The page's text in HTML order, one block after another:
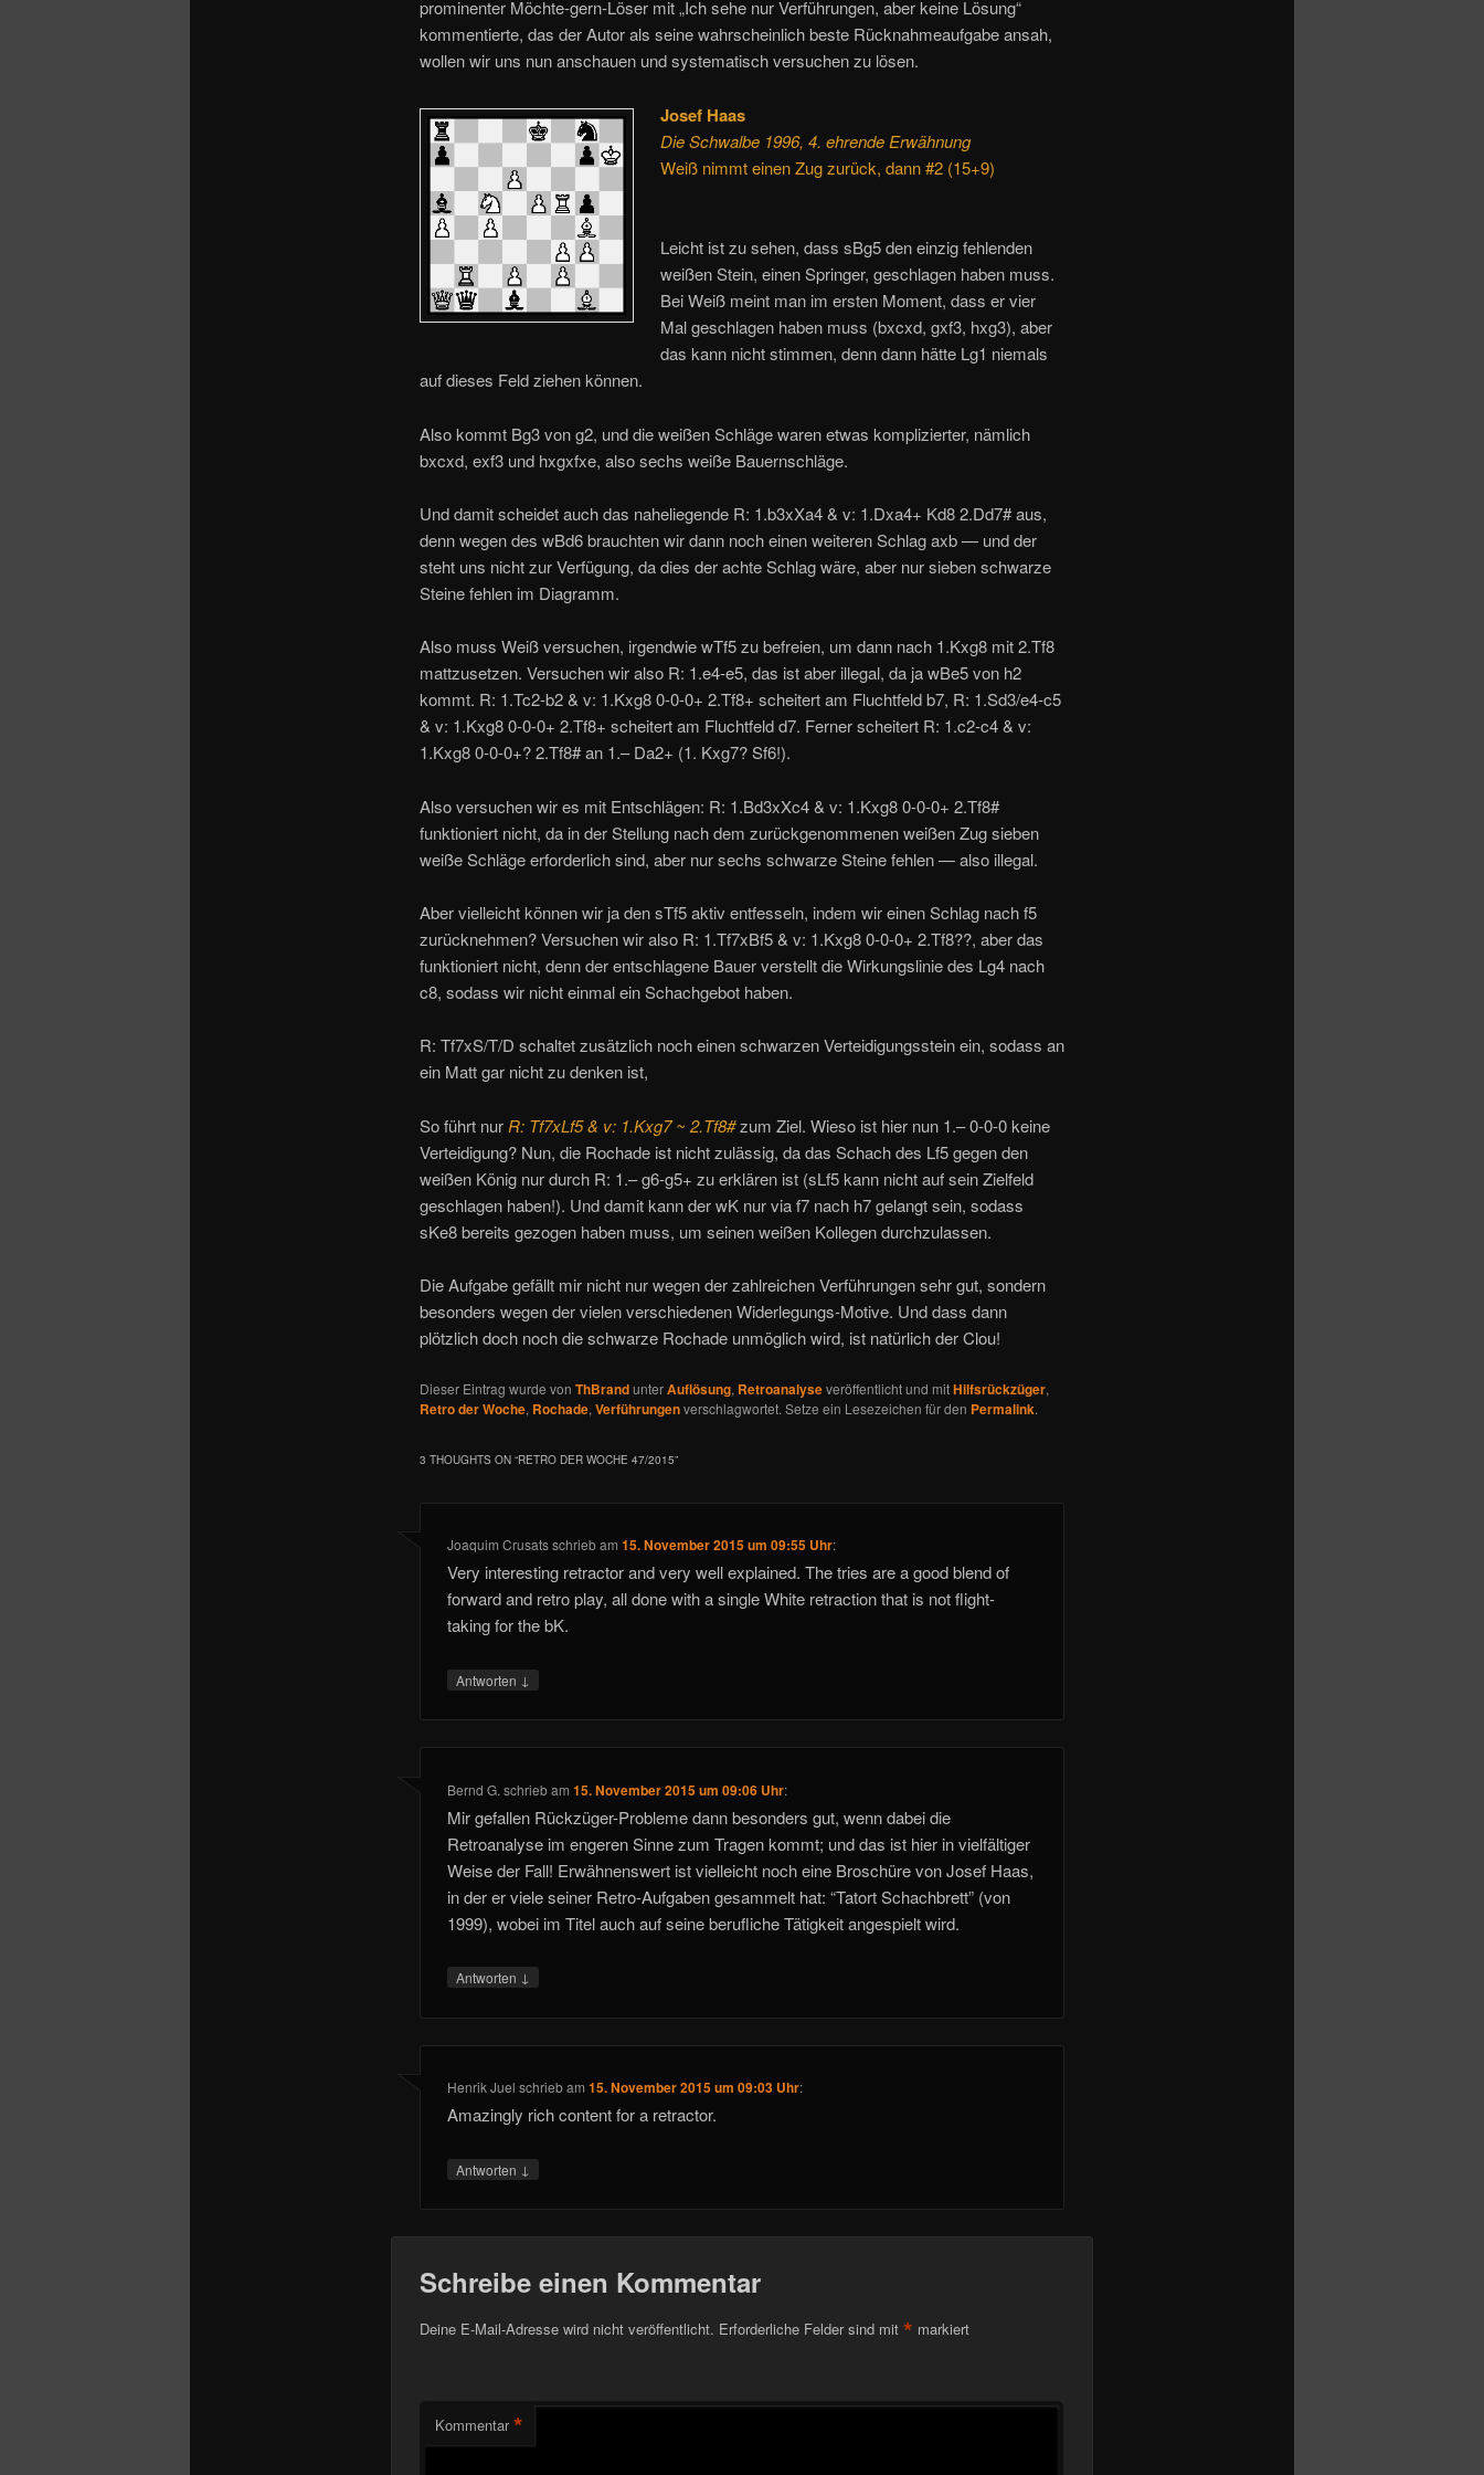
prominenter Möchte-gern-Löser mit „Ich sehe nur Verführungen, aber keine Lösung“
kommentierte, das der Autor als seine wahrscheinlich beste Rücknahmeaufgabe ansah,
wollen wir uns nun anschauen und systematisch versuchen zu lösen.
Josef Haas
Die Schwalbe 1996, 4. ehrende Erwähnung
Weiß nimmt einen Zug zurück, dann #2 (15+9)
Leicht ist zu sehen, dass sBg5 den einzig fehlenden
weißen Stein, einen Springer, geschlagen haben muss.
Bei Weiß meint man im ersten Moment, dass er vier
Mal geschlagen haben muss (bxcxd, gxf3, hxg3), aber
das kann nicht stimmen, denn dann hätte Lg1 niemals
auf dieses Feld ziehen können.
Also kommt Bg3 von g2, und die weißen Schläge waren etwas komplizierter, nämlich
bxcxd, exf3 und hxgxfxe, also sechs weiße Bauernschläge.
Und damit scheidet auch das naheliegende R: 1.b3xXa4 & v: 1.Dxa4+ Kd8 2.Dd7# aus,
denn wegen des wBd6 brauchten wir dann noch einen weiteren Schlag axb — und der
steht uns nicht zur Verfügung, da dies der achte Schlag wäre, aber nur sieben schwarze
Steine fehlen im Diagramm.
Also muss Weiß versuchen, irgendwie wTf5 zu befreien, um dann nach 1.Kxg8 mit 2.Tf8
mattzusetzen. Versuchen wir also R: 1.e4-e5, das ist aber illegal, da ja wBe5 von h2
kommt. R: 1.Tc2-b2 & v: 1.Kxg8 0-0-0+ 2.Tf8+ scheitert am Fluchtfeld b7, R: 1.Sd3/e4-c5
& v: 1.Kxg8 0-0-0+ 2.Tf8+ scheitert am Fluchtfeld d7. Ferner scheitert R: 1.c2-c4 & v:
1.Kxg8 0-0-0+? 2.Tf8# an 1.– Da2+ (1. Kxg7? Sf6!).
Also versuchen wir es mit Entschlägen: R: 1.Bd3xXc4 & v: 1.Kxg8 0-0-0+ 2.Tf8#
funktioniert nicht, da in der Stellung nach dem zurückgenommenen weißen Zug sieben
weiße Schläge erforderlich sind, aber nur sechs schwarze Steine fehlen — also illegal.
Aber vielleicht können wir ja den sTf5 aktiv entfesseln, indem wir einen Schlag nach f5
zurücknehmen? Versuchen wir also R: 1.Tf7xBf5 & v: 1.Kxg8 0-0-0+ 2.Tf8??, aber das
funktioniert nicht, denn der entschlagene Bauer verstellt die Wirkungslinie des Lg4 nach
c8, sodass wir nicht einmal ein Schachgebot haben.
R: Tf7xS/T/D schaltet zusätzlich noch einen schwarzen Verteidigungsstein ein, sodass an
ein Matt gar nicht zu denken ist,
So führt nur R: Tf7xLf5 & v: 1.Kxg7 ~ 2.Tf8#zum Ziel. Wieso ist hier nun 1.– 0-0-0 keine
Verteidigung? Nun, die Rochade ist nicht zulässig, da das Schach des Lf5 gegen den
weißen König nur durch R: 1.– g6-g5+ zu erklären ist (sLf5 kann nicht auf sein Zielfeld
geschlagen haben!). Und damit kann der wK nur via f7 nach h7 gelangt sein, sodass
sKe8 bereits gezogen haben muss, um seinen weißen Kollegen durchzulassen.
Die Aufgabe gefällt mir nicht nur wegen der zahlreichen Verführungen sehr gut, sondern
besonders wegen der vielen verschiedenen Widerlegungs-Motive. Und dass dann
plötzlich doch noch die schwarze Rochade unmöglich wird, ist natürlich der Clou!
Dieser Eintrag wurde von ThBrandunterAuflösung, Retroanalyseveröffentlicht und mitHilfsrückzüger,
Retro der Woche, Rochade, Verführungenverschlagwortet. Setze ein Lesezeichen für den Permalink.
3 THOUGHTS ON “RETRO DER WOCHE 47/2015”
Joaquim Crusatsschriebam15. November 2015 um 09:55 Uhr:
Very interesting retractor and very well explained. The tries are a good blend of
forward and retro play, all done with a single White retraction that is not flight-
taking for the bK.
Antworten ↓
Bernd G. schriebam15. November 2015 um 09:06 Uhr:
Mir gefallen Rückzüger-Probleme dann besonders gut, wenn dabei die
Retroanalyse im engeren Sinne zum Tragen kommt; und das ist hier in vielfältiger
Weise der Fall! Erwähnenswert ist vielleicht noch eine Broschüre von Josef Haas,
in der er viele seiner Retro-Aufgaben gesammelt hat: “Tatort Schachbrett” (von
1999), wobei im Titel auch auf seine berufliche Tätigkeit angespielt wird.
Antworten ↓
Henrik Juel schriebam15. November 2015 um 09:03 Uhr:
Amazingly rich content for a retractor.
Antworten ↓
Schreibe einen Kommentar
Deine E-Mail-Adresse wird nicht veröffentlicht. Erforderliche Felder sind mit * markiert
Kommentar *